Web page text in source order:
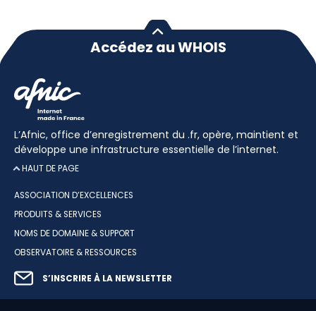
Accédez au WHOIS
L’Afnic, office d’enregistrement du .fr, opère, maintient et
développe une infrastructure essentielle de l’internet.
HAUT DE PAGE
ASSOCIATION D’EXCELLENCES
PRODUITS & SERVICES
NOMS DE DOMAINE & SUPPORT
OBSERVATOIRE & RESSOURCES
S’INSCRIRE À LA NEWSLETTER